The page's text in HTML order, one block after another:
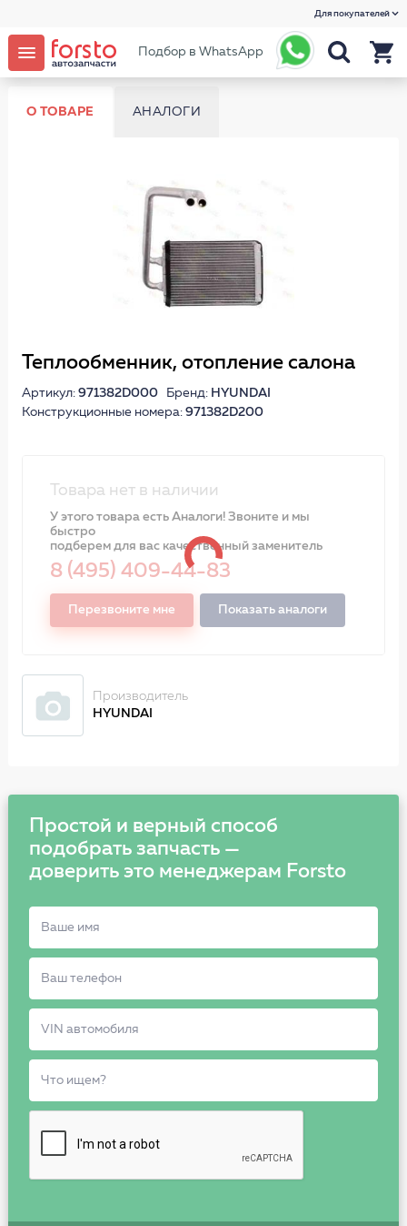
Для покупателей
Подбор в WhatsApp
О ТОВАРЕ АНАЛОГИ
Теплообменник, отопление салона
Артикул: 971382D000Бренд: HYUNDAI
Конструкционные номера: 971382D200
Товара нет в наличии
У этого товара есть Аналоги! Звоните и мы
быстро
подберем для вас качественный заменитель
8 (495) 409-44-83
Перезвоните мне Показать аналоги
Производитель
HYUNDAI
Простой и верный способ
подобрать запчасть —
доверить это менеджерам Forsto